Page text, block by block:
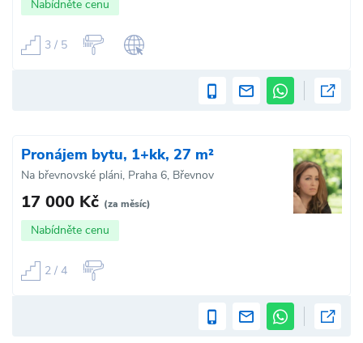
Nabídněte cenu
3 / 5
Pronájem bytu, 1+kk, 27 m²
Na břevnovské pláni, Praha 6, Břevnov
17 000 Kč (za měsíc)
Nabídněte cenu
2 / 4